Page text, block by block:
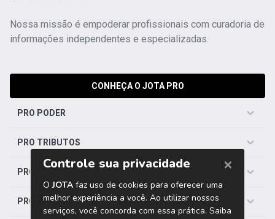
Nossa missão é empoderar profissionais com curadoria de
informações independentes e especializadas.
CONHEÇA O JOTA PRO
PRO PODER
PRO TRIBUTOS
PRO TRABALHISTA
PRO SAÚDE